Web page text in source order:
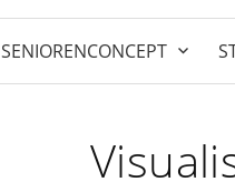
SENIORENCONCEPT